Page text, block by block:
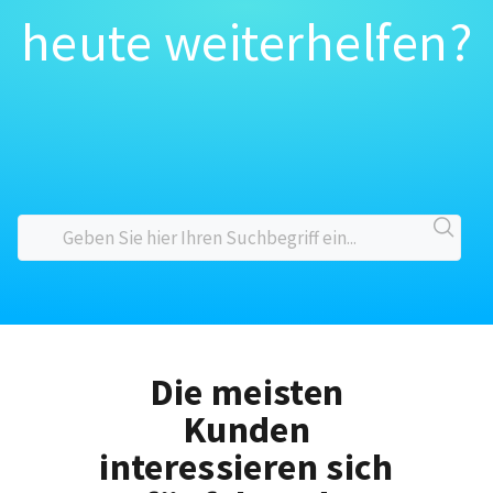
heute weiterhelfen?
Die meisten
Kunden
interessieren sich